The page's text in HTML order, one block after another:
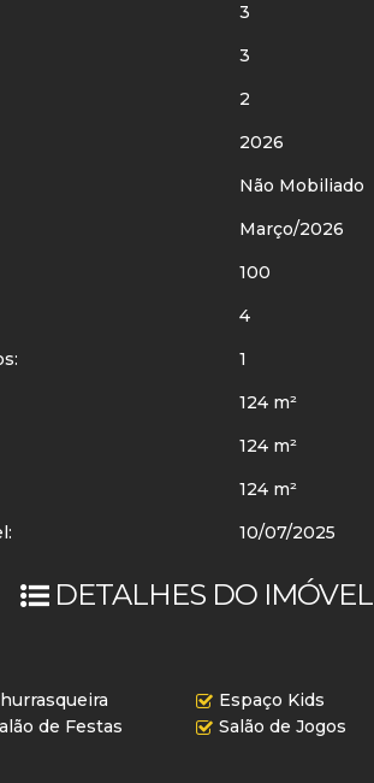
3
3
2
2026
Não Mobiliado
Março/2026
100
4
1
124 m²
124 m²
124 m²
10/07/2025
DETALHES DO IMÓVEL
Espaço Kids
de Festas Salão de Jogos